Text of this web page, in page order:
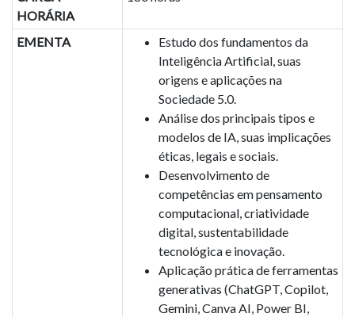
HORÁRIA
EMENTA
Estudo dos fundamentos da
Inteligência Artificial, suas
origens e aplicações na
Sociedade 5.0.
Análise dos principais tipos e
modelos de IA, suas implicações
éticas, legais e sociais.
Desenvolvimento de
competências em pensamento
computacional, criatividade
digital, sustentabilidade
tecnológica e inovação.
Aplicação prática de ferramentas
generativas (ChatGPT, Copilot,
Gemini, Canva AI, Power BI,